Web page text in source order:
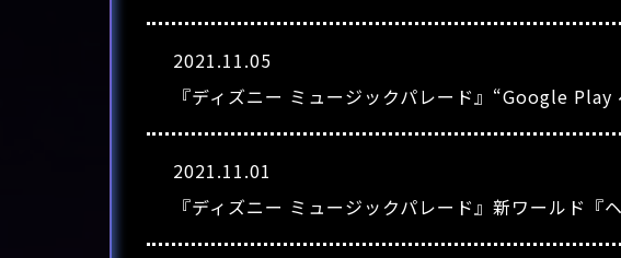
2021.11.05
『ディズニー ミュージックパレード』“Google
2021.11.01
『ディズニー ミュージックパレード』新ワールド『